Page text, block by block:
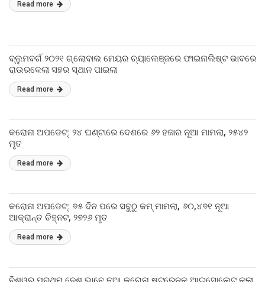
Read more
ବ୍ଲୁମବର୍ଗ ୨୦୨୧ ଗ୍ଲୋବାଲ ମେୟର ଚ୍ୟାଲେଞ୍ଜରେ ଫାଇନାଲିଷ୍ଟ ଭାବରେ
ରାଉରକେଲା ସହର ସ୍ଥାନ ପାଇଲା
Read more
କରୋନା ଅପଡେଟ୍‌: ୨୪ ଘଣ୍ଟାରେ ଦେଶରେ ୬୨ ହଜାର ନୂଆ ମାମଲା, ୨୫୪୨
ମୃତ
Read more
କରୋନା ଅପଡେଟ୍‌: ୭୫ ଦିନ ପରେ ସବୁଠୁ କମ୍ ମାମଲା, ୬୦,୪୭୧ ନୂଆ
ଆକ୍ରାନ୍ତ ଚିହ୍ନଟ, ୨୭୨୬ ମୃତ
Read more